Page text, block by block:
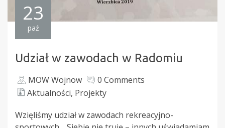
23
paź
Udział w zawodach w Radomiu
MOW Wojnow
0 Comments
Aktualności, Projekty
Wzięliśmy udział w zawodach rekreacyjno-